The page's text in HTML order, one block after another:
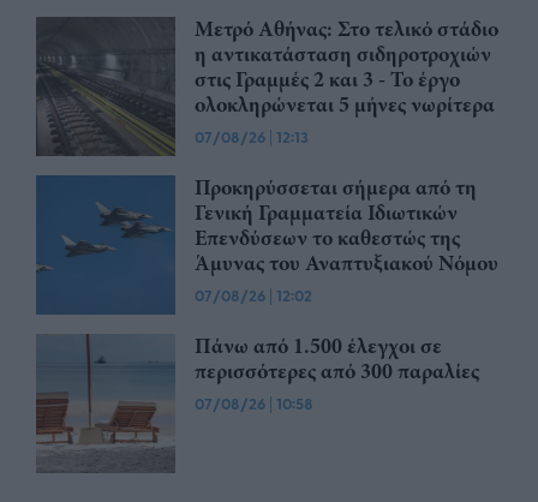
Μετρό Αθήνας: Στο τελικό στάδιο
η αντικατάσταση σιδηροτροχιών
στις Γραμμές 2 και 3 - Το έργο
ολοκληρώνεται 5 μήνες νωρίτερα
07/08/26 | 12:13
Προκηρύσσεται σήμερα από τη
Γενική Γραμματεία Ιδιωτικών
Επενδύσεων το καθεστώς της
Άμυνας του Αναπτυξιακού Νόμου
07/08/26 | 12:02
Πάνω από 1.500 έλεγχοι σε
περισσότερες από 300 παραλίες
07/08/26 | 10:58